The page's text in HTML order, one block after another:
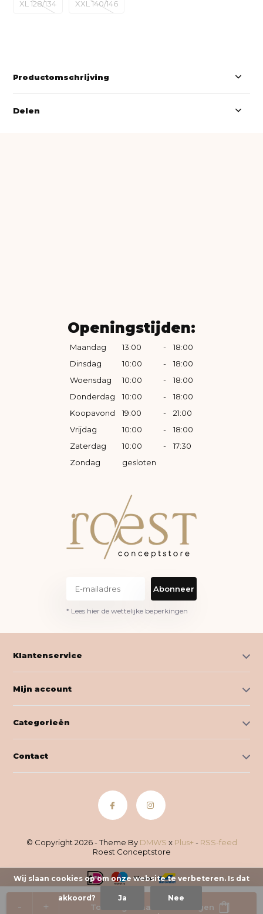
XL 128/134 XXL 140/146
+
- Toevoegen aan winkelwagen
Productomschrijving
Delen
Openingstijden:
Maandag 13:00 -
18:00
Dinsdag
10:00 -
18:00
Woensdag
10:00 -
18:00
Donderdag
10:00 -
18:00
Koopavond
19:00 -
21:00
Vrijdag
10:00 -
18:00
Zaterdag
10:00 -
17:30
Zondag
gesloten
Abonneer
* Lees hier de wettelijke beperkingen
Klantenservice
Mijn account
Categorieën
Contact
© Copyright 2026 - Theme By DMWS x Plus+ - RSS-feed
Roest Conceptstore
Wij slaan cookies op om onze website te verbeteren. Is dat
akkoord? Ja Nee